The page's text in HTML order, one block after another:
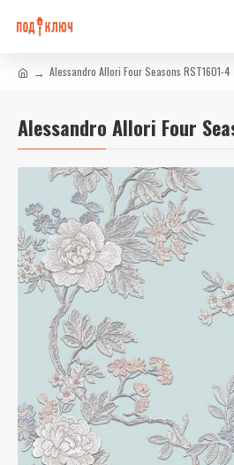
Alessandro Allori Four Seasons RST1601-4
Alessandro Allori Four